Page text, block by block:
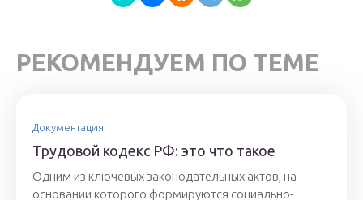
РЕКОМЕНДУЕМ ПО ТЕМЕ
Документация
Трудовой кодекс РФ: это что такое
Одним из ключевых законодательных актов, на
основании которого формируются социально-